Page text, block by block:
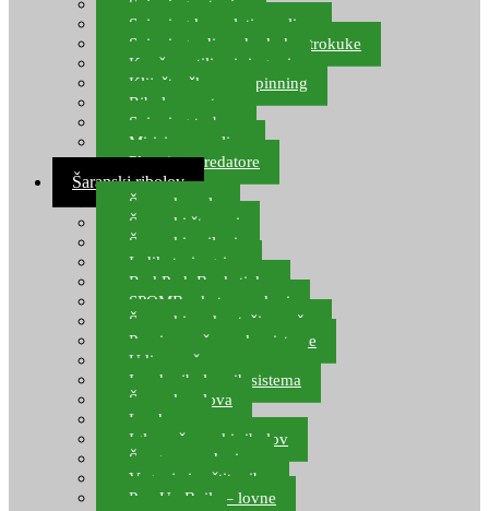
Spinning setovi
Spinning kompleti varalica
Spinning udice, dvokuke, trokuke
Kopče, vrtilice i ringovi
Kliješta, škare za spinning
Ribolov pastrve
Spinning torbe
Mirisi za varalice
Plovci za predatore
Šaranski ribolov
Šaranske role
Šaranski štapovi
Šaranski najloni
Indikatori ugriza
Rod Pod, Banksticks
SPOMB rakete, markeri
Šaranski podmetači, mreže
Pernice za šaranske sisteme
Udice za šarana, amura
Izrada ribolovnih sistema
Šaranska olova
Leadcore
Igle za šaranski ribolov
Špage, upredenice
Vaganje i zaštita ribe
Pop Up Boile – lovne